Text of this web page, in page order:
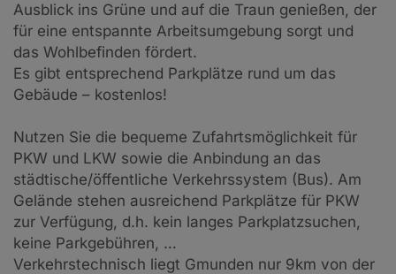
Ausblick ins Grüne und auf die Traun genießen, der
für eine entspannte Arbeitsumgebung sorgt und
das Wohlbefinden fördert.
Es gibt entsprechend Parkplätze rund um das
Gebäude – kostenlos!
Nutzen Sie die bequeme Zufahrtsmöglichkeit für
PKW und LKW sowie die Anbindung an das
städtische/öffentliche Verkehrssystem (Bus). Am
Gelände stehen ausreichend Parkplätze für PKW
zur Verfügung, d.h. kein langes Parkplatzsuchen,
keine Parkgebühren, …
Verkehrstechnisch liegt Gmunden nur 9km von der